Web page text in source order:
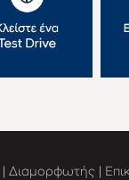
|Διαμορφωτής